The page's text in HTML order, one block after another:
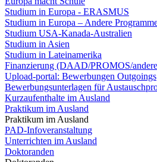
Studium in Europa - ERASMUS
Studium in Europa – Andere
Studium USA-Kanada-Australien
Studium in Asien
Studium in Lateinamerika
Finanzierung (DAAD/PROMOS/
Upload-portal: Bewerbungen Outgoings
Bewerbungsunterlagen für
Kurzaufenthalte im Ausland
Praktikum im Ausland
Praktikum im Ausland
PAD-Infoveranstaltung
Unterrichten im Ausland
Doktoranden